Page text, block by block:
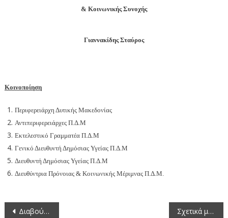
& Κοινωνικής Συνοχής
Γιαννακίδης Σταύρος
Κοινοποίηση
Περιφερειάρχη Δυτικής Μακεδονίας
Αντιπεριφερειάρχες Π.Δ.Μ
Εκτελεστικό Γραμματέα Π.Δ.Μ
Γενικό Διευθυντή Δημόσιας Υγείας Π.Δ.Μ
Διευθυντή Δημόσιας Υγείας Π.Δ.Μ
Διευθύντρια Πρόνοιας & Κοινωνικής Μέριμνας Π.Δ.Μ.
Πλοήγηση
Διαβούλευση στο πλαίσιο του Σταδίου Β1 του Περιφερειακού Πλαισίου Χωροταξικού Σχεδιασμού και Αειφόρου Ανάπτυξης (Π.Π.Χ.Σ.Α.Α.) Σχετικά με τις μετρήσεις ποιότητας της ατμόσφαιρας